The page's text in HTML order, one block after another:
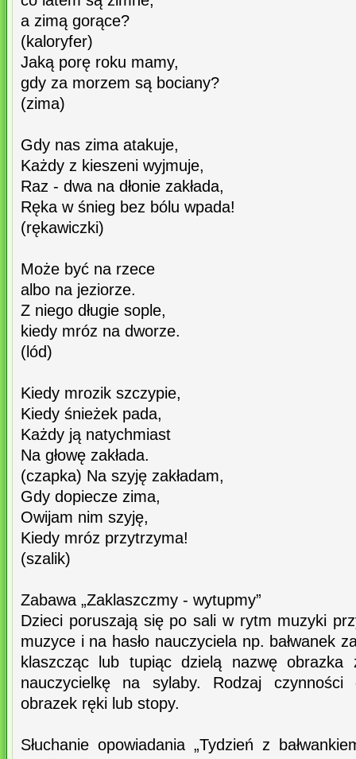
a zimą gorące?
(kaloryfer)
Jaką porę roku mamy,
gdy za morzem są bociany?
(zima)
Gdy nas zima atakuje,
Każdy z kieszeni wyjmuje,
Raz - dwa na dłonie zakłada,
Ręka w śnieg bez bólu wpada!
(rękawiczki)
Może być na rzece
albo na jeziorze.
Z niego długie sople,
kiedy mróz na dworze.
(lód)
Kiedy mrozik szczypie,
Kiedy śnieżek pada,
Każdy ją natychmiast
Na głowę zakłada.
(czapka) Na szyję zakładam,
Gdy dopiecze zima,
Owijam nim szyję,
Kiedy mróz przytrzyma!
(szalik)
Zabawa „Zaklaszczmy - wytupmy”
Dzieci poruszają się po sali w rytm muzyki
muzyce i na hasło nauczyciela np. bałwanek
klaszcząc lub tupiąc dzielą nazwę obrazka
nauczycielkę na sylaby. Rodzaj czynności
obrazek ręki lub stopy.
Słuchanie opowiadania „Tydzień z